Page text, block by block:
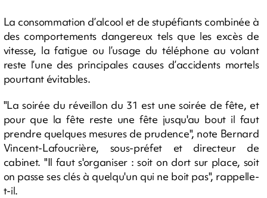
La consommation d’alcool et de stupéfiants combinée à
des comportements dangereux tels que les excès de
vitesse, la fatigue ou l’usage du téléphone au volant
reste l’une des principales causes d’accidents mortels
pourtant évitables.
"La soirée du réveillon du 31 est une soirée de fête, et
pour que la fête reste une fête jusqu'au bout il faut
prendre quelques mesures de prudence", note Bernard
Vincent-Lafoucrière, sous-préfet et directeur de
cabinet. "Il faut s'organiser : soit on dort sur place, soit
on passe ses clés à quelqu'un qui ne boit pas", rappelle-
t-il.